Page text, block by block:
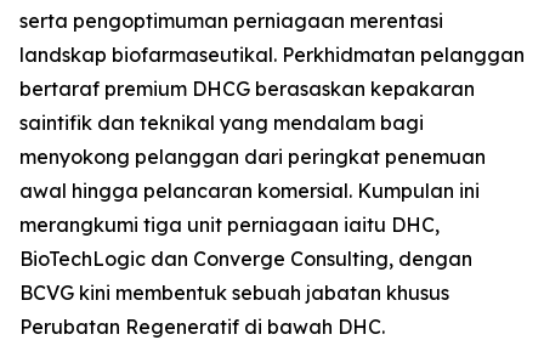
serta pengoptimuman perniagaan merentasi
landskap biofarmaseutikal. Perkhidmatan pelanggan
bertaraf premium DHCG berasaskan kepakaran
saintifik dan teknikal yang mendalam bagi
menyokong pelanggan dari peringkat penemuan
awal hingga pelancaran komersial. Kumpulan ini
merangkumi tiga unit perniagaan iaitu DHC,
BioTechLogic dan Converge Consulting, dengan
BCVG kini membentuk sebuah jabatan khusus
Perubatan Regeneratif di bawah DHC.